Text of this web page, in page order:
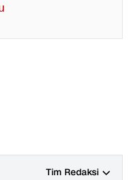
Tim Redaksi